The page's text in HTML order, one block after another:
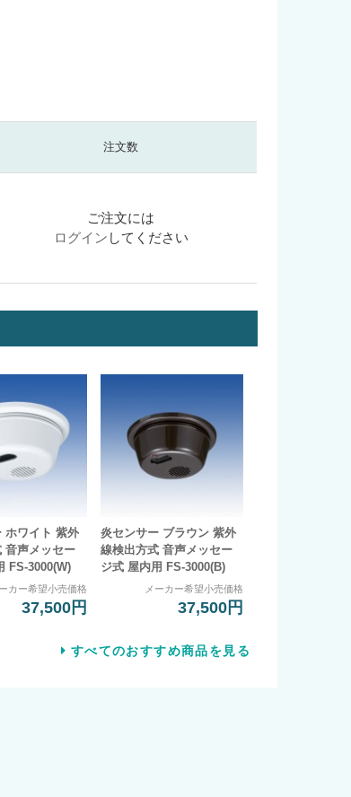
注文数
ご注文には
ログイン してください
ホワイト 紫外
音声メッセー
FS-3000(W)
カー希望小売価格
37,500円
炎センサー ブラウン 紫外
線検出方式 音声メッセー
ジ式 屋内用 FS-3000(B)
メーカー希望小売価格
37,500円
すべてのおすすめ商品を見る